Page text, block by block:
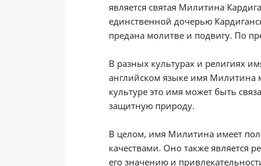
является святая Милитина
единственной дочерью
предана молитве и подвигу. По
В разных культурах и религиях
английском языке имя Милитина
культуре это имя может быть
защитную природу.
В целом, имя Милитина имеет
качествами. Оно также является
его значению и